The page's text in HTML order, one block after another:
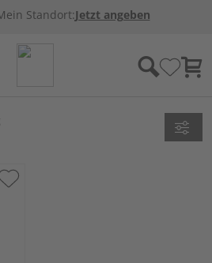
Standort:Jetzt angeben